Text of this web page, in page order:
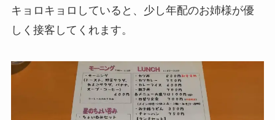
キョロキョロしていると、少し年配のお姉様が優
しく接客してくれます。